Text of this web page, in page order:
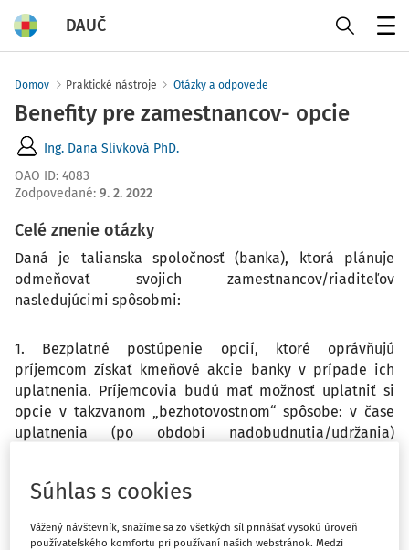
DAUČ
Domov Praktické nástroje Otázky a odpovede
Benefity pre zamestnancov- opcie
Ing. Dana Slivková PhD.
OAO ID: 4083
Zodpovedané: 9. 2. 2022
Celé znenie otázky
Daná je talianska spoločnosť (banka), ktorá plánuje
odmeňovať svojich zamestnancov/riaditeľov
nasledujúcimi spôsobmi:
1. Bezplatné postúpenie opcií, ktoré oprávňujú
príjemcom získať kmeňové akcie banky v prípade ich
uplatnenia. Príjemcovia budú mať možnosť uplatniť si
opcie v takzvanom „bezhotovostnom“ spôsobe: v čase
uplatnenia (po období nadobudnutia/udržania)
opciám bez sumy realizačnej ceny a príslušnej zrážkovej
Súhlas s cookies
Vážený návštevník, snažíme sa zo všetkých síl prinášať vysokú úroveň
používateľského komfortu pri používaní našich webstránok. Medzi